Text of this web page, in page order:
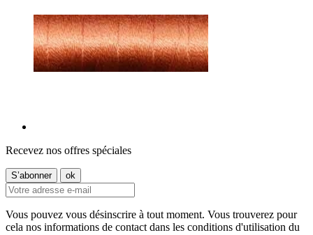
Recevez nos offres spéciales
Vous pouvez vous désinscrire à tout moment. Vous trouverez pour
cela nos informations de contact dans les conditions d'utilisation du